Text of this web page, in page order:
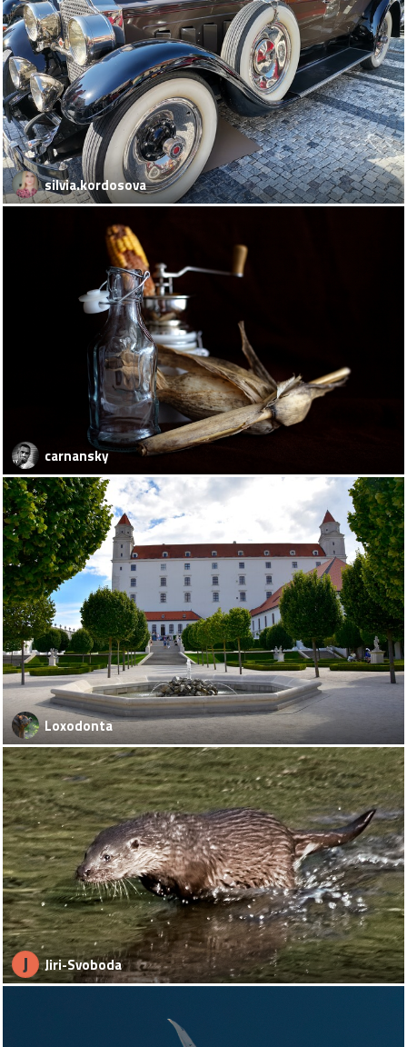
silvia.kordosova
carnansky
Loxodonta
J Jiri-Svoboda